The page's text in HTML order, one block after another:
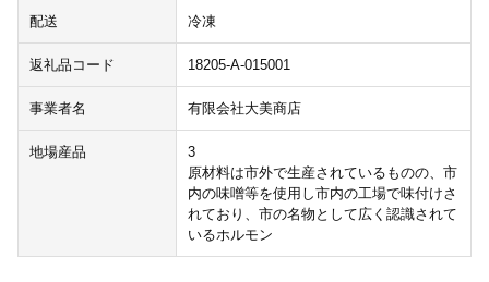
配送 冷凍
返礼品コード 18205-A-015001
事業者名 有限会社大美商店
地場産品
3
原材料は市外で生産されているものの、市
内の味噌等を使用し市内の工場で味付けさ
れており、市の名物として広く認識されて
いるホルモン